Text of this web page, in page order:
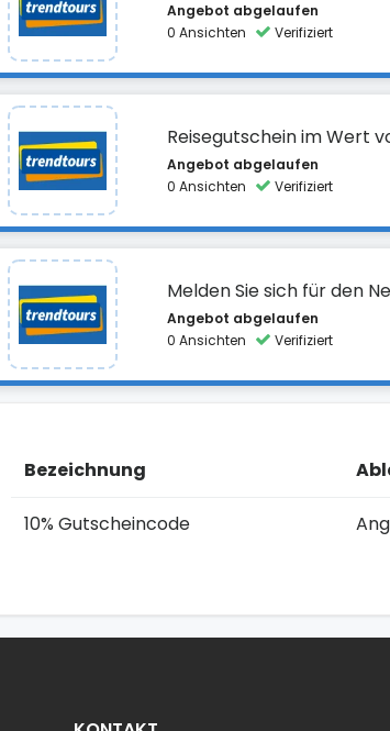
Angebot abgelaufen
0 Ansichten
Verifiziert
Reisegutschein im Wert
Angebot abgelaufen
0 Ansichten
Verifiziert
Melden Sie sich für den
Angebot abgelaufen
0 Ansichten
Verifiziert
Bezeichnung
10% Gutscheincode